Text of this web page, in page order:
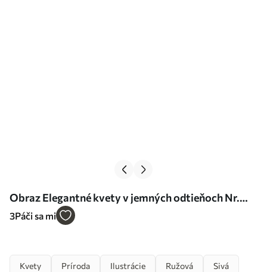
Obraz Elegantné kvety v jemných odtieňoch Nr.
s35736
3Páči sa mi
Kvety Príroda Ilustrácie Ružová Sivá